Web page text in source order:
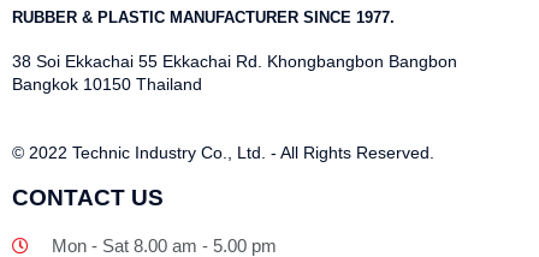
RUBBER & PLASTIC MANUFACTURER SINCE 1977.
38 Soi Ekkachai 55 Ekkachai Rd. Khongbangbon Bangbon
Bangkok 10150 Thailand
© 2022 Technic Industry Co., Ltd. - All Rights Reserved.
CONTACT US
Mon - Sat 8.00 am - 5.00 pm